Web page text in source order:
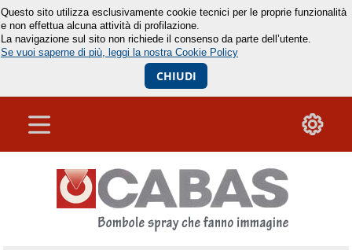
Questo sito utilizza esclusivamente cookie tecnici per le proprie funzionalità
e non effettua alcuna attività di profilazione.
La navigazione sul sito non richiede il consenso da parte dell’utente.
Se vuoi saperne di più, leggi la nostra Cookie Policy
CHIUDI